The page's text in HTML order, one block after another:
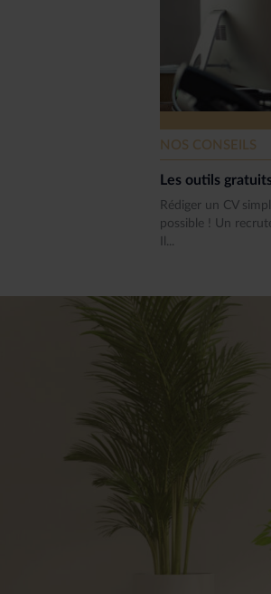
NOS CONSEILS
Les outils
Rédiger un CV
possible ! Un
Il...